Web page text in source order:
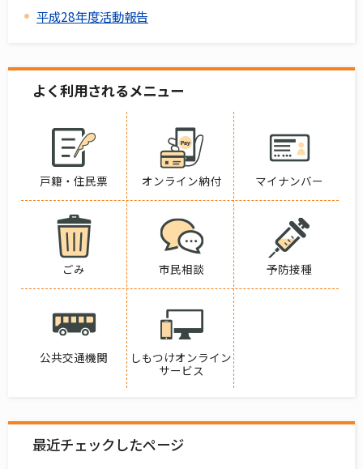
平成28年度活動報告
よく利用されるメニュー
戸籍・住民票 オンライン納付 マイナンバー
ごみ 市民相談 予防接種
公共交通機関
しもつけオンライン
サービス
最近チェックしたページ